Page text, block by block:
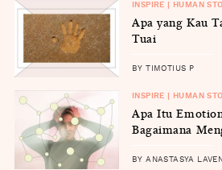
INSPIRE | HUMAN
Apa yang Kau
Tuai
BY TIMOTIUS P
INSPIRE | HUMAN
Apa Itu
Bagaimana
BY ANASTASYA